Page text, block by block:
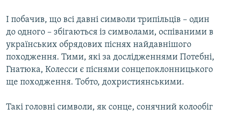
І побачив, що всі давні символи трипільців – один
до одного – збігаються із символами, оспіваними в
українських обрядових піснях найдавнішого
походження. Тими, які за дослідженнями Потебні,
Гнатюка, Колесси є піснями сонцепоклонницького
ще походження. Тобто, дохристиянськими.
Такі головні символи, як сонце, сонячний колообіг